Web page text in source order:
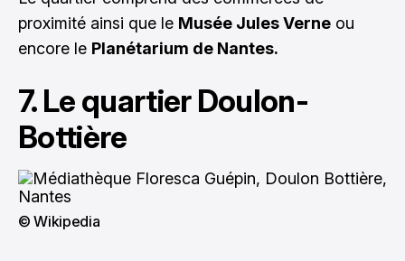
proximité ainsi que le Musée Jules Verne ou
encore le Planétarium de Nantes.
7. Le quartier Doulon-
Bottière
© Wikipedia